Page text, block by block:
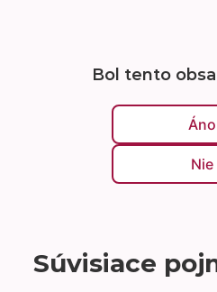
Bol tento
Áno
Nie
Súvisiace